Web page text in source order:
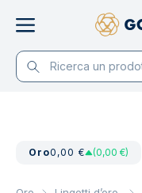
Oro0,00 € (0,00 €)